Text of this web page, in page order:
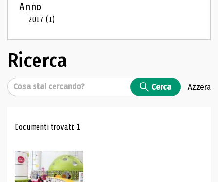
Anno
2017(1)
Ricerca
Cerca Cerca Azzera
Risultati di ricerca
Documenti trovati: 1